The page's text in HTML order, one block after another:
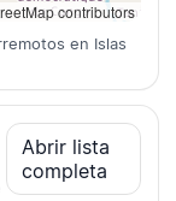
contributors
en Islas
Abrir lista
completa